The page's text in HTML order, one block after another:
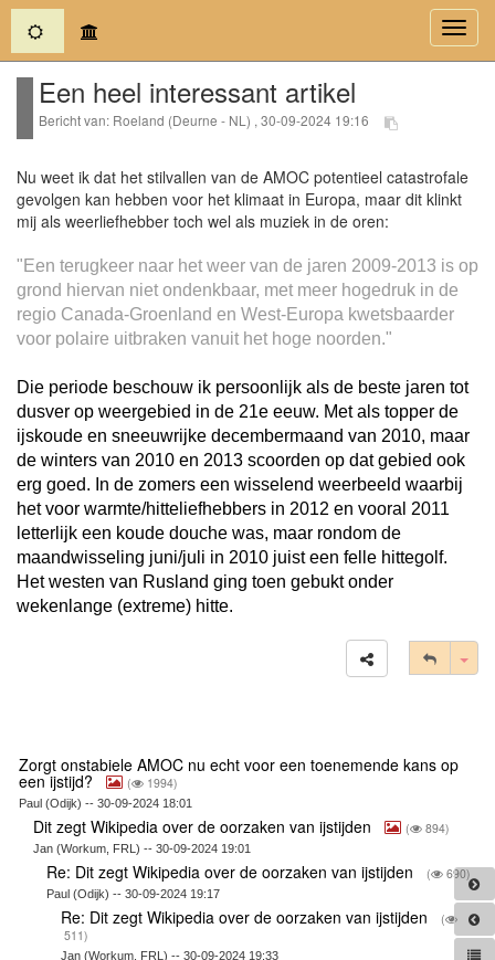
(current)
Een heel interessant artikel
Bericht van: Roeland (Deurne - NL) , 30-09-2024 19:16
Nu weet ik dat het stilvallen van de AMOC potentieel catastrofale
gevolgen kan hebben voor het klimaat in Europa, maar dit klinkt
mij als weerliefhebber toch wel als muziek in de oren:
"Een terugkeer naar het weer van de jaren 2009-2013 is op
grond hiervan niet ondenkbaar, met meer hogedruk in de
regio Canada-Groenland en West-Europa kwetsbaarder
voor polaire uitbraken vanuit het hoge noorden."
Die periode beschouw ik persoonlijk als de beste jaren tot
dusver op weergebied in de 21e eeuw. Met als topper de
ijskoude en sneeuwrijke decembermaand van 2010, maar
de winters van 2010 en 2013 scoorden op dat gebied ook
erg goed. In de zomers een wisselend weerbeeld waarbij
het voor warmte/hitteliefhebbers in 2012 en vooral 2011
letterlijk een koude douche was, maar rondom de
maandwisseling juni/juli in 2010 juist een felle hittegolf.
Het westen van Rusland ging toen gebukt onder
wekenlange (extreme) hitte.
Zorgt onstabiele AMOC nu echt voor een toenemende kans op
een ijstijd? ( 1994)
Paul (Odijk) -- 30-09-2024 18:01
Dit zegt Wikipedia over de oorzaken van ijstijden ( 894)
Jan (Workum, FRL) -- 30-09-2024 19:01
Re: Dit zegt Wikipedia over de oorzaken van ijstijden ( 690)
Paul (Odijk) -- 30-09-2024 19:17
Re: Dit zegt Wikipedia over de oorzaken van ijstijden
(
511)
Jan (Workum, FRL) -- 30-09-2024 19:33